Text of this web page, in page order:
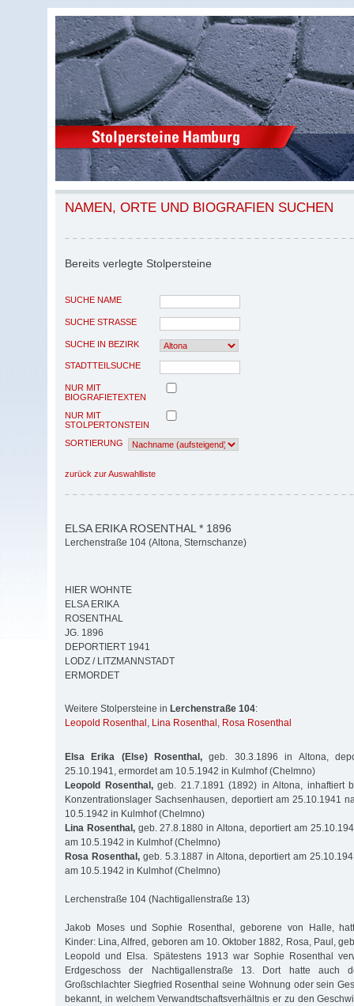
NAMEN, ORTE UND BIOGRAFIEN SUCHEN
Bereits verlegte Stolpersteine
SUCHE NAME
SUCHE STRASSE
SUCHE IN BEZIRK
STADTTEILSUCHE
NUR MIT
BIOGRAFIETEXTEN
NUR MIT
STOLPERTONSTEIN
SORTIERUNG
zurück zur Auswahlliste
ELSA ERIKA ROSENTHAL * 1896
Lerchenstraße 104 (Altona, Sternschanze)
HIER WOHNTE
ELSA ERIKA
ROSENTHAL
JG. 1896
DEPORTIERT 1941
LODZ / LITZMANNSTADT
ERMORDET
Weitere Stolpersteine in Lerchenstraße 104:
Leopold Rosenthal , Lina Rosenthal , Rosa Rosenthal
Elsa Erika (Else) Rosenthal, geb. 30.3.1896 in Altona,
25.10.1941, ermordet am 10.5.1942 in Kulmhof (Chelmno)
Leopold Rosenthal,geb. 21.7.1891 (1892) in Altona, inhaftiert
Konzentrationslager Sachsenhausen, deportiert am 25.10.1941
10.5.1942 in Kulmhof (Chelmno)
Lina Rosenthal,geb. 27.8.1880 in Altona, deportiert am
am 10.5.1942 in Kulmhof (Chelmno)
Rosa Rosenthal,geb. 5.3.1887 in Altona, deportiert am
am 10.5.1942 in Kulmhof (Chelmno)
Lerchenstraße 104 (Nachtigallenstraße 13)
Jakob Moses und Sophie Rosenthal, geborene von Halle,
Kinder: Lina, Alfred, geboren am 10. Oktober 1882, Rosa, Paul,
Leopold und Elsa. Spätestens 1913 war Sophie Rosenthal
Erdgeschoss der Nachtigallenstraße 13. Dort hatte auch
Großschlachter Siegfried Rosenthal seine Wohnung oder sein
bekannt, in welchem Verwandtschaftsverhältnis er zu den